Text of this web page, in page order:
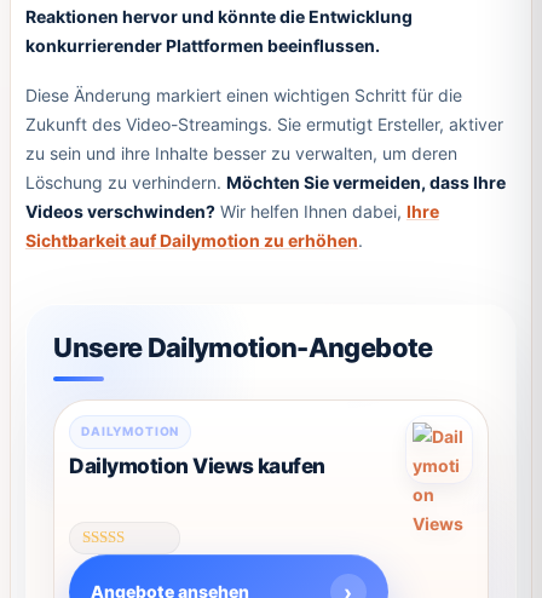
Reaktionen hervor und könnte die Entwicklung
konkurrierender Plattformen beeinflussen.
Diese Änderung markiert einen wichtigen Schritt für die
Zukunft des Video-Streamings. Sie ermutigt Ersteller, aktiver
zu sein und ihre Inhalte besser zu verwalten, um deren
Löschung zu verhindern. Möchten Sie vermeiden, dass Ihre
Videos verschwinden?Wir helfen Ihnen dabei, Ihre
Sichtbarkeit auf Dailymotion zu erhöhen.
Unsere Dailymotion-Angebote
DAILYMOTION
Dailymotion Views kaufen
Bewertet
4.62
Angebote ansehen
Dieses
Produkt
Varianten
auf.